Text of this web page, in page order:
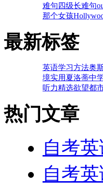
难句 四级长难句
那个女孩
最新标签
英语学习方法奥
境实用 夏洛蒂中
听力精选欲望都
热门文章
自考
自考